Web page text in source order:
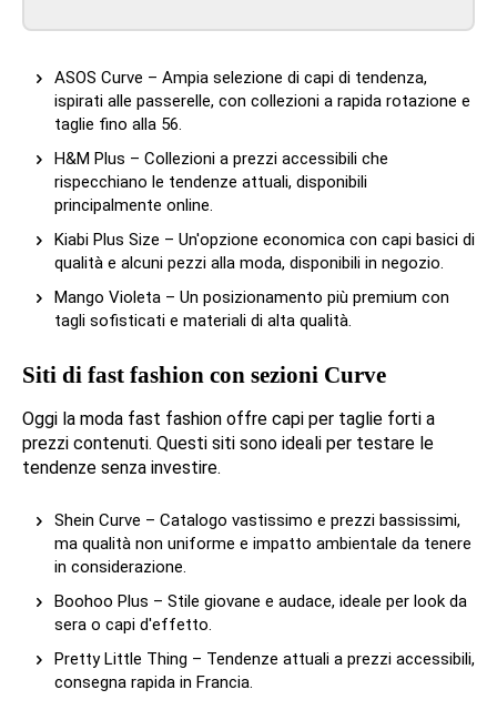
ASOS Curve – Ampia selezione di capi di tendenza,
ispirati alle passerelle, con collezioni a rapida rotazione e
taglie fino alla 56.
H&M Plus – Collezioni a prezzi accessibili che
rispecchiano le tendenze attuali, disponibili
principalmente online.
Kiabi Plus Size – Un'opzione economica con capi basici di
qualità e alcuni pezzi alla moda, disponibili in negozio.
Mango Violeta – Un posizionamento più premium con
tagli sofisticati e materiali di alta qualità.
Siti di fast fashion con sezioni Curve
Oggi la moda fast fashion offre capi per taglie forti a
prezzi contenuti. Questi siti sono ideali per testare le
tendenze senza investire.
Shein Curve – Catalogo vastissimo e prezzi bassissimi,
ma qualità non uniforme e impatto ambientale da tenere
in considerazione.
Boohoo Plus – Stile giovane e audace, ideale per look da
sera o capi d'effetto.
Pretty Little Thing – Tendenze attuali a prezzi accessibili,
consegna rapida in Francia.